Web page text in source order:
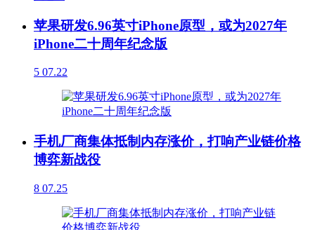
苹果研发6.96英寸iPhone原型，或为2027年
iPhone二十周年纪念版
5 07.22
手机厂商集体抵制内存涨价，打响产业链价格
博弈新战役
8 07.25